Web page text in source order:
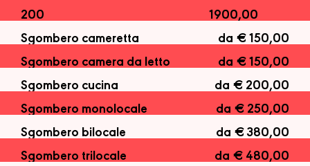
200
1900,00
Sgombero cameretta
da € 150,00
Sgombero camera da letto
da € 150,00
Sgombero cucina
da € 200,00
Sgombero monolocale
da € 250,00
Sgombero bilocale
da € 380,00
Sgombero trilocale
da € 480,00